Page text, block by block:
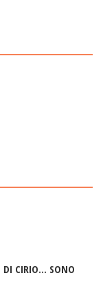
DI CIRIO... SONO